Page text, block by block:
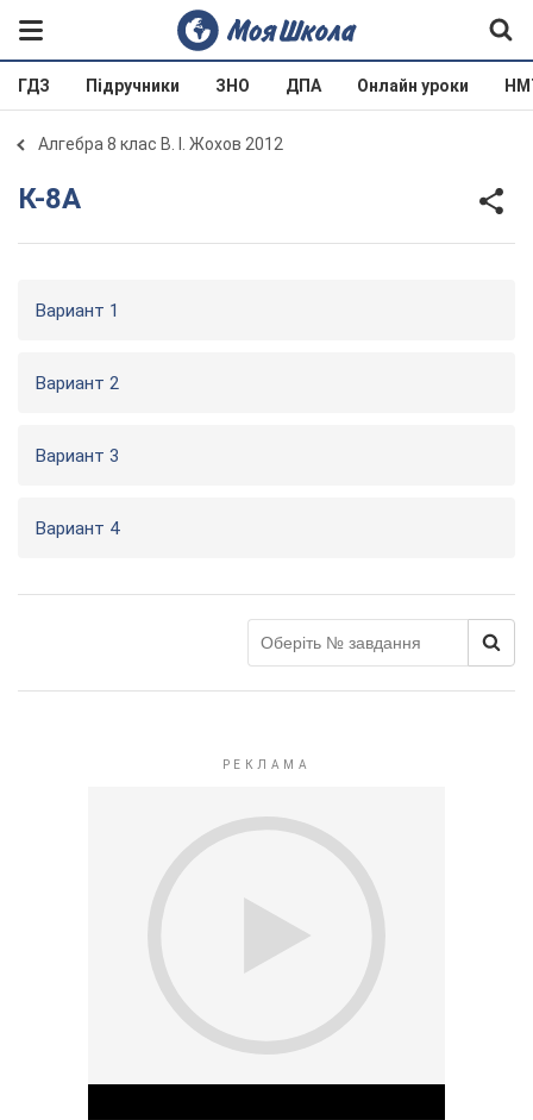
ГДЗ Підручники ЗНО ДПА Онлайн уроки
Алгебра 8 клас В. І. Жохов 2012
К-8А
Вариант 1
Вариант 2
Вариант 3
Вариант 4